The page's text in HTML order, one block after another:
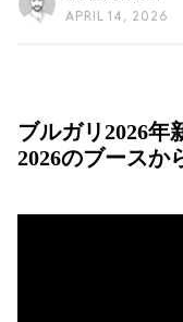
APRIL 14, 2026
ブルガリ2026年
2026のブースか